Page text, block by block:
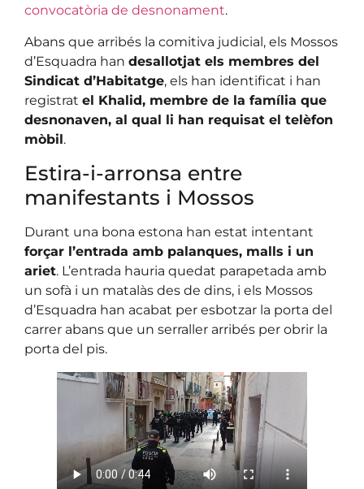
convocatòria de desnonament.
Abans que arribés la comitiva judicial, els Mossos
d’Esquadra han desallotjat els membres del
Sindicat d’Habitatge, els han identificat i han
registrat el Khalid, membre de la família que
desnonaven, al qual li han requisat el telèfon
mòbil.
Estira-i-arronsa entre
manifestants i Mossos
Durant una bona estona han estat intentant
forçar l’entrada amb palanques, malls i un
ariet. L’entrada hauria quedat parapetada amb
un sofà i un matalàs des de dins, i els Mossos
d’Esquadra han acabat per esbotzar la porta del
carrer abans que un serraller arribés per obrir la
porta del pis.